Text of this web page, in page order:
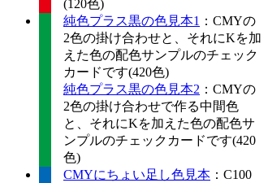
(120色)
純色プラス黒の色見本1 ：CMYの
2色の掛け合わせと、それにKを加
えた色の配色サンプルのチェック
カードです(420色)
純色プラス黒の色見本2 ：CMYの
2色の掛け合わせで作る中間色
と、それにKを加えた色の配色サ
ンプルのチェックカードです(420
色)
CMYにちょい足し色見本 ：C100